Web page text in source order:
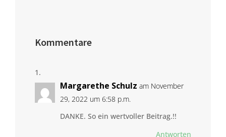
Kommentare
Margarethe Schulz am November
29, 2022 um 6:58 p.m.
DANKE. So ein wertvoller Beitrag.!!
Antworten